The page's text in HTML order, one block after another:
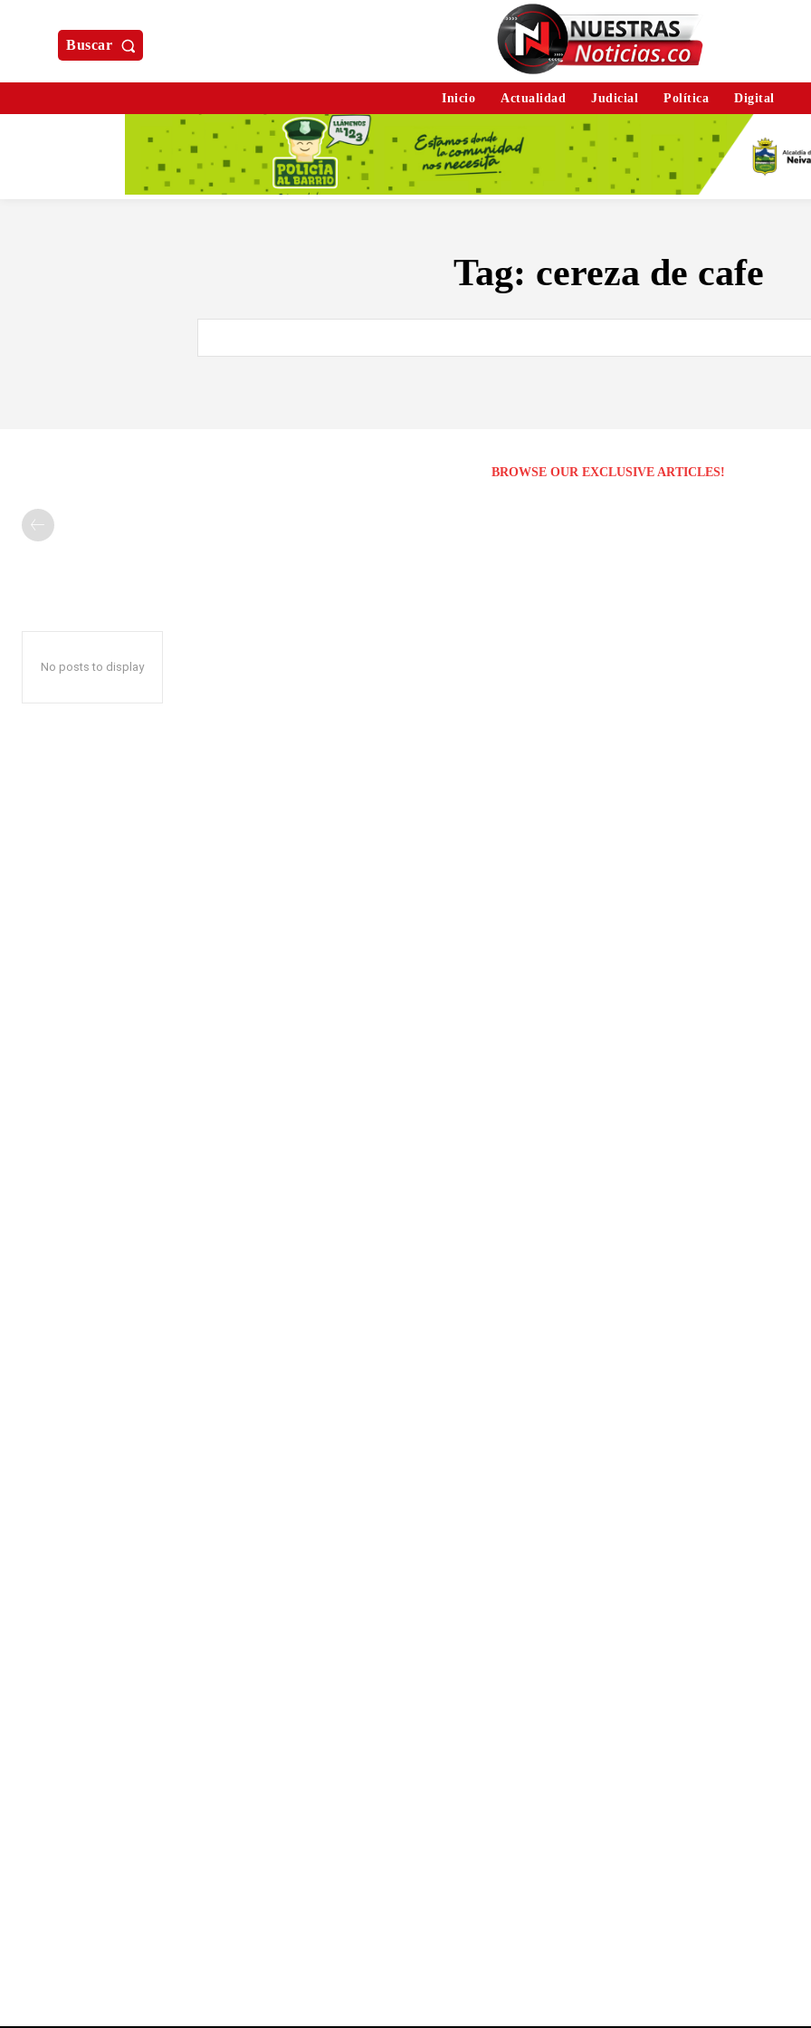
Buscar
Inicio Actualidad Judicial Política Digital
Tag: cereza de cafe
BROWSE OUR EXCLUSIVE ARTICLES!
No posts to display